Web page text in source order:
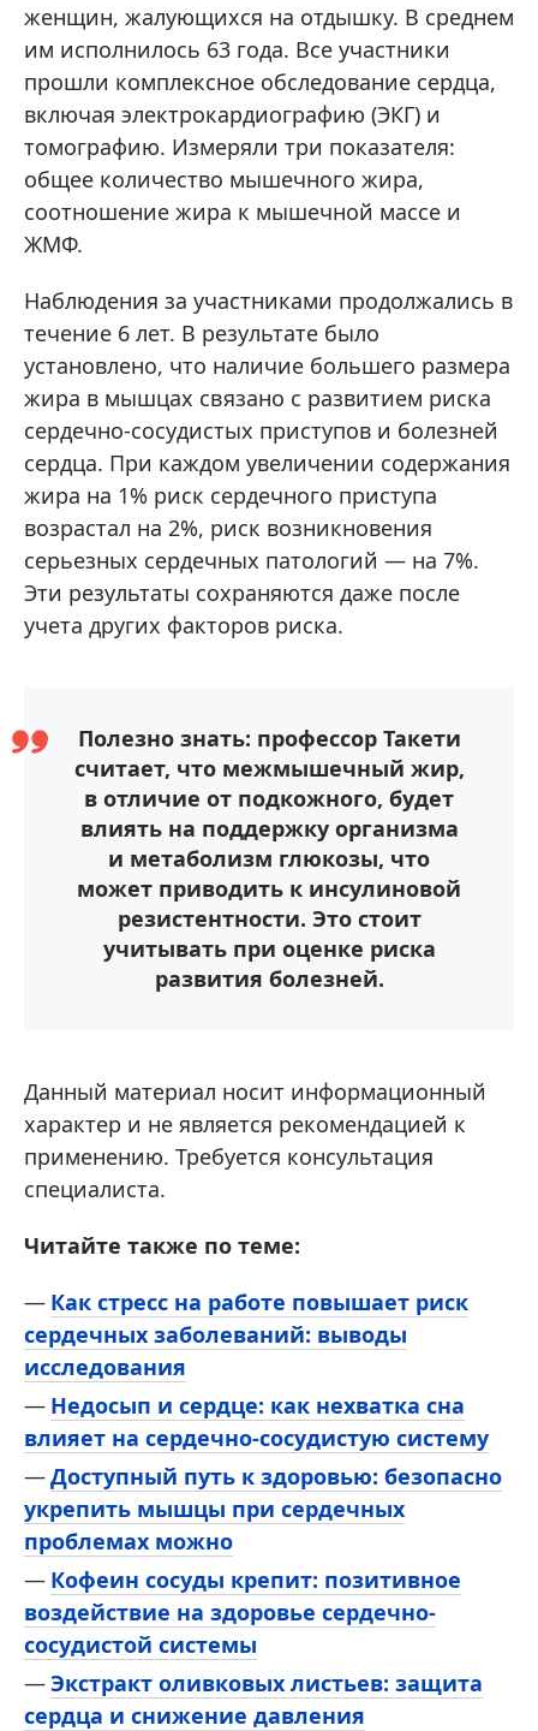
женщин, жалующихся на отдышку. В среднем
им исполнилось 63 года. Все участники
прошли комплексное обследование сердца,
включая электрокардиографию (ЭКГ) и
томографию. Измеряли три показателя:
общее количество мышечного жира,
соотношение жира к мышечной массе и
ЖМФ.
Наблюдения за участниками продолжались в
течение 6 лет. В результате было
установлено, что наличие большего размера
жира в мышцах связано с развитием риска
сердечно-сосудистых приступов и болезней
сердца. При каждом увеличении содержания
жира на 1% риск сердечного приступа
возрастал на 2%, риск возникновения
серьезных сердечных патологий — на 7%.
Эти результаты сохраняются даже после
учета других факторов риска.
Полезно знать: профессор Такети
считает, что межмышечный жир,
в отличие от подкожного, будет
влиять на поддержку организма
и метаболизм глюкозы, что
может приводить к инсулиновой
резистентности. Это стоит
учитывать при оценке риска
развития болезней.
Данный материал носит информационный
характер и не является рекомендацией к
применению. Требуется консультация
специалиста.
Читайте также по теме:
Как стресс на работе повышает риск
сердечных заболеваний: выводы
исследования
Недосып и сердце: как нехватка сна
влияет на сердечно-сосудистую систему
Доступный путь к здоровью: безопасно
укрепить мышцы при сердечных
проблемах можно
Кофеин сосуды крепит: позитивное
воздействие на здоровье сердечно-
сосудистой системы
Экстракт оливковых листьев: защита
сердца и снижение давления